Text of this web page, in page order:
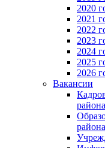
2020
2021
2022
2023
2024
2025
2026
Вакансии
района
района